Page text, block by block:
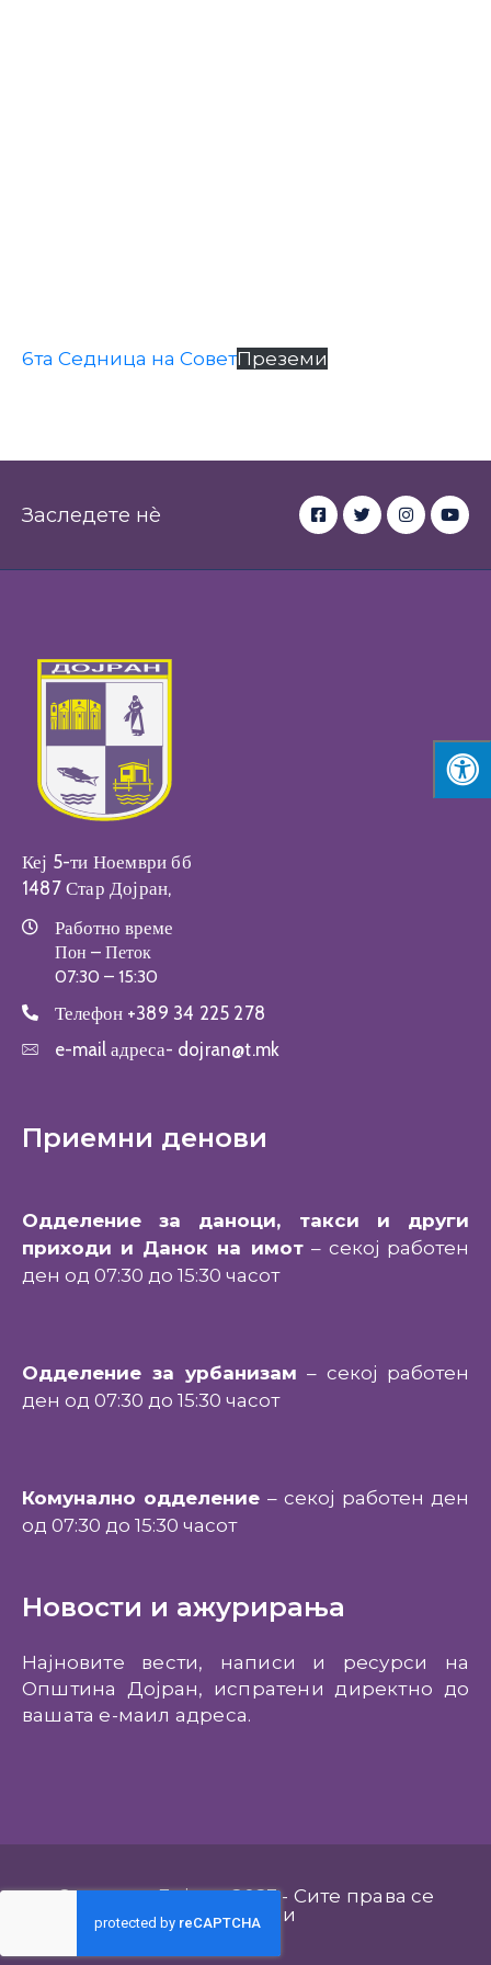
6та Седница на СоветПреземи
Заследете нè
Кеј 5-ти Ноември бб
1487 Стар Дојран,
Работно време
Пон – Петок
07:30 – 15:30
Телефон +389 34 225 278
e-mail адреса- dojran@t.mk
Приемни денови
Одделение за даноци, такси и други
приходи и Данок на имот– секој работен
ден од 07:30 до 15:30 часот
Одделение за урбанизам – секој работен
ден од 07:30 до 15:30 часот
Комунално одделение – секој работен ден
од 07:30 до 15:30 часот
Новости и ажурирања
Најновите вести, написи и ресурси на
Општина Дојран, испратени директно до
вашата е-маил адреса.
Општина Дојран 2023 - Сите права се
задржани